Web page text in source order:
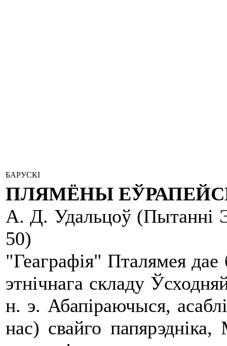
БАРУСКІ
ПЛЯМЁНЫ
А. Д. Удальцоў (Пытанні
50)
"Геаграфія" Пталямея
этнічнага складу
н. э. Абапіраючыся,
нас) свайго